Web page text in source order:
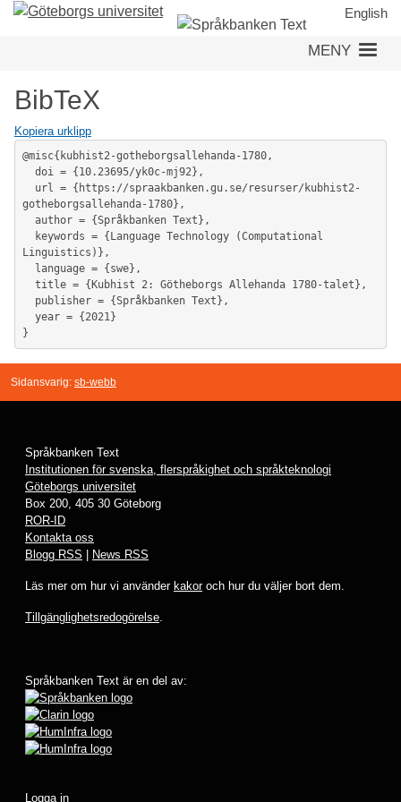
Hoppa
English
MENY
BibTeX
Kopiera urklipp
@misc{kubhist2-gotheborgsallehanda-1780,
gotheborgsallehanda-1780},
Linguistics)},
}
Sidansvarig: sb-webb
Språkbanken Text
Institutionen för svenska, flerspråkighet och språkteknologi
Göteborgs universitet
Box 200, 405 30 Göteborg
ROR-ID
Kontakta oss
Blogg RSS
News RSS
Läs mer om hur vi använder kakoroch hur du väljer bort dem.
Tillgänglighetsredogörelse.
Språkbanken Text är en del av:
Logga in